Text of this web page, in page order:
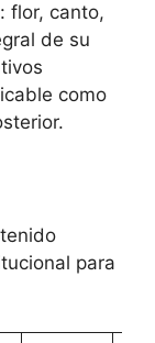
flor, canto,
de su
como
para